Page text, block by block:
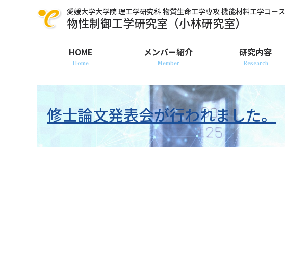
愛媛大学大学院 理工学研究科物質生命工学専攻 機能材料工学コース
物性制御工学研究室（小林研究室）
HOME メンバー紹介 研究内容
修士論文発表会が行われました。